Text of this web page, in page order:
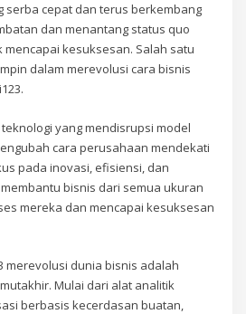
serba cepat dan terus berkembang
dan menantang status quo
kesuksesan. Salah satu
dalam merevolusi cara bisnis
yang mendisrupsi model
cara perusahaan mendekati
pada inovasi, efisiensi, dan
bisnis dari semua ukuran
mereka dan mencapai kesuksesan
merevolusi dunia bisnis adalah
Mulai dari alat analitik
berbasis kecerdasan buatan,